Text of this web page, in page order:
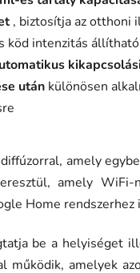
, biztosítja az otthoni
köd intenzitás állítható
utánkülönösen
amely
amely
Home
be a helyiséget
működik, amelyek